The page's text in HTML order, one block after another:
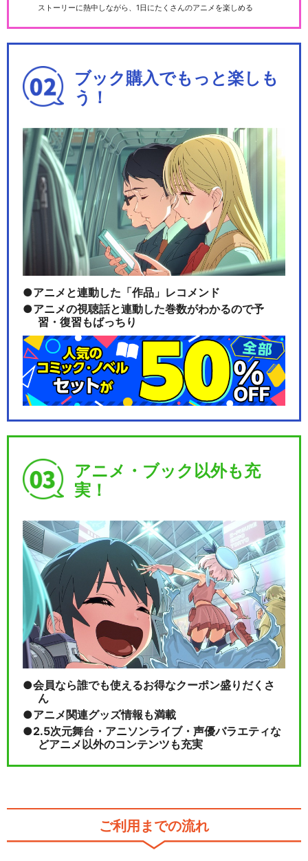
ストーリーに熱中しながら、1日にたくさんのアニメを楽しめる
ブック購入でもっと楽しも
う！
アニメと連動した「作品」レコメンド
アニメの視聴話と連動した巻数がわかるので予
習・復習もばっちり
アニメ・ブック以外も充
実！
会員なら誰でも使えるお得なクーポン盛りだくさ
ん
アニメ関連グッズ情報も満載
2.5次元舞台・アニソンライブ・声優バラエティな
どアニメ以外のコンテンツも充実
ご利用までの流れ